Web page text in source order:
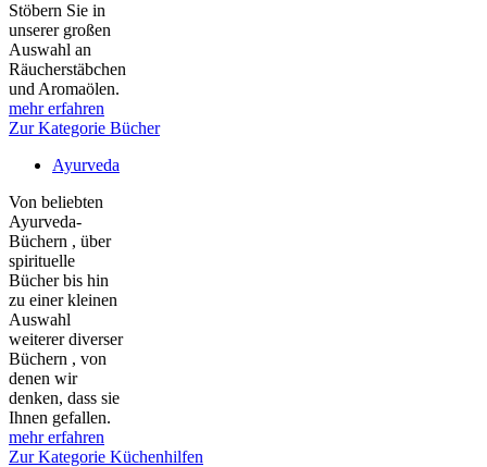
Stöbern Sie in
unserer großen
Auswahl an
Räucherstäbchen
und Aromaölen.
mehr erfahren
Zur Kategorie Bücher
Ayurveda
Von beliebten
Ayurveda-
Büchern , über
spirituelle
Bücher bis hin
zu einer kleinen
Auswahl
weiterer diverser
Büchern , von
denen wir
denken, dass sie
Ihnen gefallen.
mehr erfahren
Zur Kategorie Küchenhilfen